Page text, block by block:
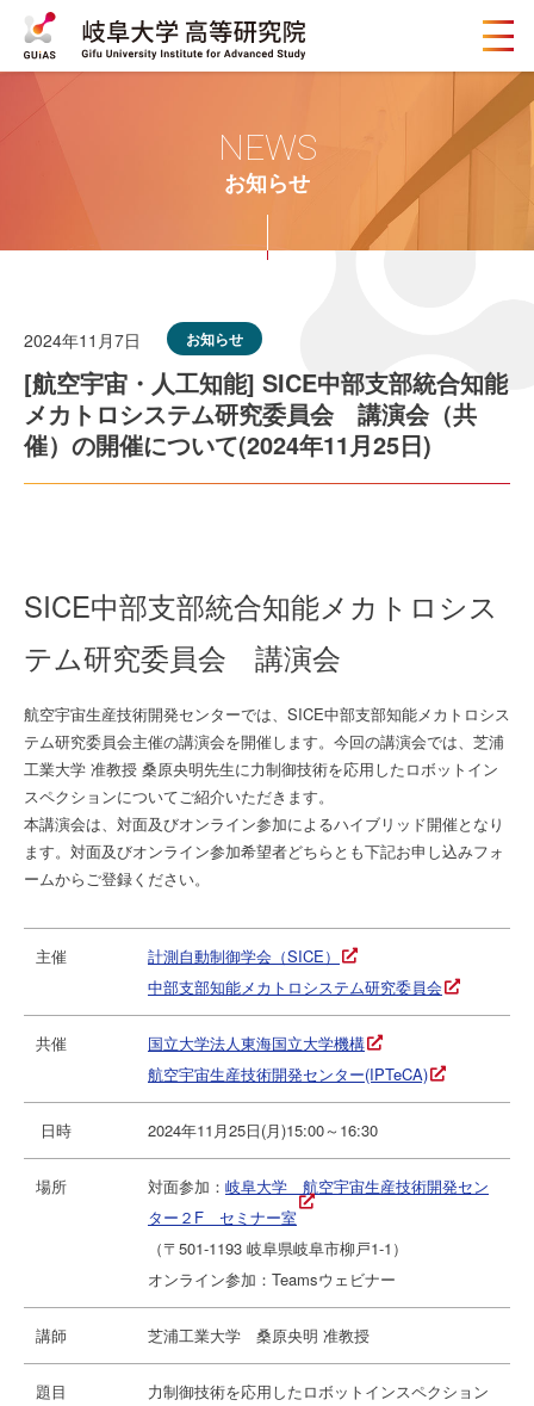
メ
ニ
ュ
ー
ボ
お知らせ
NEWS
2024年11月7日 お知らせ
[航空宇宙・人工知能] SICE中部支部統合知能
メカトロシステム研究委員会 講演会（共
催）の開催について(2024年11月25日)
SICE中部支部統合知能メカトロシス
テム研究委員会 講演会
航空宇宙生産技術開発センターでは、SICE中部支部知能メカトロシス
テム研究委員会主催の講演会を開催します。今回の講演会では、芝浦
工業大学 准教授 桑原央明先生に力制御技術を応用したロボットイン
スペクションについてご紹介いただきます。
本講演会は、対面及びオンライン参加によるハイブリッド開催となり
ます。対面及びオンライン参加希望者どちらとも下記お申し込みフォ
ームからご登録ください。
主催
計測自動制御学会（SICE）
中部支部知能メカトロシステム研究委員会
共催
国立大学法人東海国立大学機構
航空宇宙生産技術開発センター(IPTeCA)
日時 2024年11月25日(月)15:00～16:30
場所 対面参加： 岐阜大学 航空宇宙生産技術開発セン
ター２F セミナー室
（〒501-1193 岐阜県岐阜市柳戸1-1）
オンライン参加：Teamsウェビナー
講師 芝浦工業大学 桑原央明 准教授
題目 力制御技術を応用したロボットインスペクション